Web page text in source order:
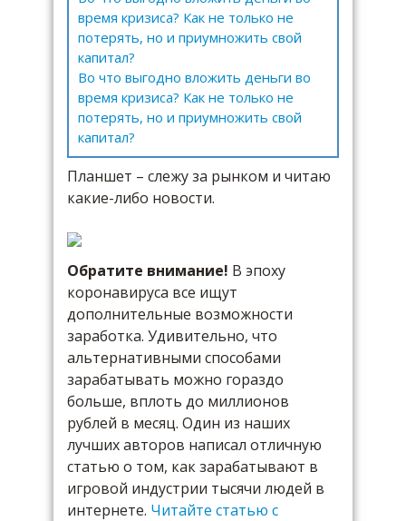
время кризиса? Как не только не
потерять, но и приумножить свой
капитал?
Во что выгодно вложить деньги во
время кризиса? Как не только не
потерять, но и приумножить свой
капитал?
Планшет – слежу за рынком и читаю
какие-либо новости.
Обратите внимание! В эпоху
коронавируса все ищут
дополнительные возможности
заработка. Удивительно, что
альтернативными способами
зарабатывать можно гораздо
больше, вплоть до миллионов
рублей в месяц. Один из наших
лучших авторов написал отличную
статью о том, как зарабатывают в
игровой индустрии тысячи людей в
интернете. Читайте статью с